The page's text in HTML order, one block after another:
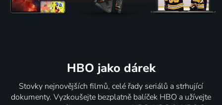
HBO jako dárek
Stovky nejnovějších filmů, celé řady seriálů a strhující
dokumenty. Vyzkoušejte bezplatně balíček HBO a užívejte